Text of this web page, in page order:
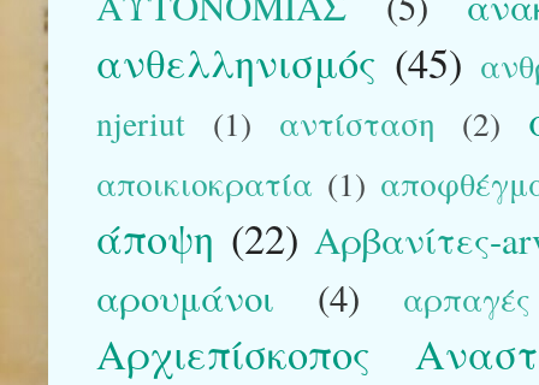
ανθελληνισμός (45)
njeriut
(1) αντίσταση (2)
αποικιοκρατία (1)
άποψη (22) Αρβανίτες-
αρουμάνοι
(4) αρπαγές
Αρχιεπίσκοπος